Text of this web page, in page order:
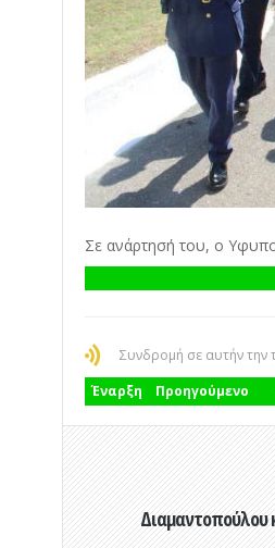
Σε ανάρτησή του, ο
Συνδρομή σε αυτήν την
Έναρξη
Προηγούμενο
Διαμαντοπούλου